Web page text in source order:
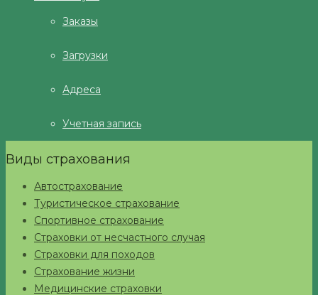
Заказы
Загрузки
Адреса
Учетная запись
Виды страхования
Автострахование
Туристическое страхование
Спортивное страхование
Страховки от несчастного случая
Страховки для походов
Страхование жизни
Медицинские страховки